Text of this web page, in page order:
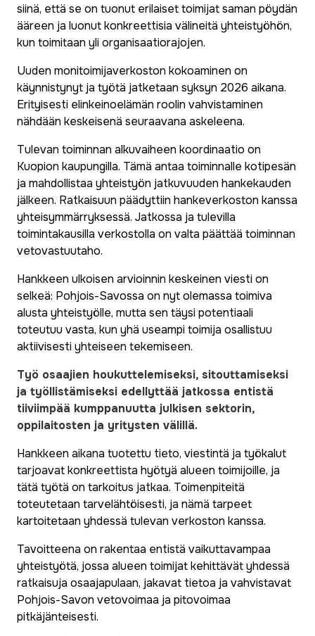
siinä, että se on tuonut erilaiset toimijat saman pöydän
ääreen ja luonut konkreettisia välineitä yhteistyöhön,
kun toimitaan yli organisaatiorajojen.
Uuden monitoimijaverkoston kokoaminen on
käynnistynyt ja työtä jatketaan syksyn 2026 aikana.
Erityisesti elinkeinoelämän roolin vahvistaminen
nähdään keskeisenä seuraavana askeleena.
Tulevan toiminnan alkuvaiheen koordinaatio on
Kuopion kaupungilla. Tämä antaa toiminnalle kotipesän
ja mahdollistaa yhteistyön jatkuvuuden hankekauden
jälkeen. Ratkaisuun päädyttiin hankeverkoston kanssa
yhteisymmärryksessä. Jatkossa ja tulevilla
toimintakausilla verkostolla on valta päättää toiminnan
vetovastuutaho.
Hankkeen ulkoisen arvioinnin keskeinen viesti on
selkeä: Pohjois-Savossa on nyt olemassa toimiva
alusta yhteistyölle, mutta sen täysi potentiaali
toteutuu vasta, kun yhä useampi toimija osallistuu
aktiivisesti yhteiseen tekemiseen.
Työ osaajien houkuttelemiseksi, sitouttamiseksi
ja työllistämiseksi edellyttää jatkossa entistä
tiiviimpää kumppanuutta julkisen sektorin,
oppilaitosten ja yritysten välillä.
Hankkeen aikana tuotettu tieto, viestintä ja työkalut
tarjoavat konkreettista hyötyä alueen toimijoille, ja
tätä työtä on tarkoitus jatkaa. Toimenpiteitä
toteutetaan tarvelähtöisesti, ja nämä tarpeet
kartoitetaan yhdessä tulevan verkoston kanssa.
Tavoitteena on rakentaa entistä vaikuttavampaa
yhteistyötä, jossa alueen toimijat kehittävät yhdessä
ratkaisuja osaajapulaan, jakavat tietoa ja vahvistavat
Pohjois-Savon vetovoimaa ja pitovoimaa
pitkäjänteisesti.